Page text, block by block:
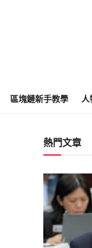
區塊鏈新手教學 人
熱門文章